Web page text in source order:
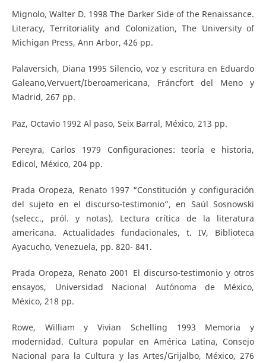
Mignolo, Walter D. 1998 The Darker Side of the Renaissance.
Literacy, Territoriality and Colonization, The University of
Michigan Press, Ann Arbor, 426 pp.
Palaversich, Diana 1995 Silencio, voz y escritura en Eduardo
Galeano,Vervuert/Iberoamericana, Fráncfort del Meno y
Madrid, 267 pp.
Paz, Octavio 1992 Al paso, Seix Barral, México, 213 pp.
Pereyra, Carlos 1979 Configuraciones: teoría e historia,
Edicol, México, 204 pp.
Prada Oropeza, Renato 1997 “Constitución y configuración
del sujeto en el discurso-testimonio”, en Saúl Sosnowski
(selecc., pról. y notas), Lectura crítica de la literatura
americana. Actualidades fundacionales, t. IV, Biblioteca
Ayacucho, Venezuela, pp. 820- 841.
Prada Oropeza, Renato 2001 El discurso-testimonio y otros
ensayos, Universidad Nacional Autónoma de México,
México, 218 pp.
Rowe, William y Vivian Schelling 1993 Memoria y
modernidad. Cultura popular en América Latina, Consejo
Nacional para la Cultura y las Artes/Grijalbo, México, 276